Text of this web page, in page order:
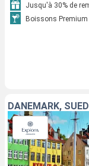
Jusqu'à 30% de
Boissons
DANEMARK,